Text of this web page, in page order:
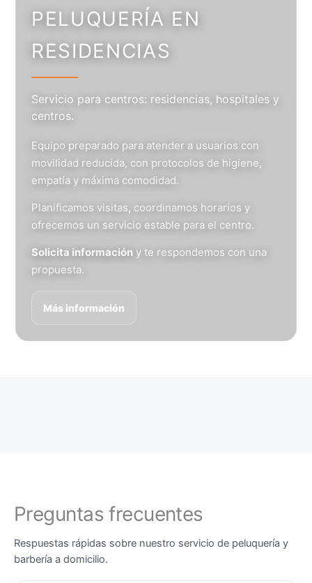
PELUQUERÍA EN
RESIDENCIAS
Servicio para centros: residencias, hospitales y
centros.
Equipo preparado para atender a usuarios con
movilidad reducida, con protocolos de higiene,
empatía y máxima comodidad.
Planificamos visitas, coordinamos horarios y
ofrecemos un servicio estable para el centro.
Solicita información y te respondemos con una
propuesta.
Más información
Preguntas frecuentes
Respuestas rápidas sobre nuestro servicio de peluquería y
barbería a domicilio.